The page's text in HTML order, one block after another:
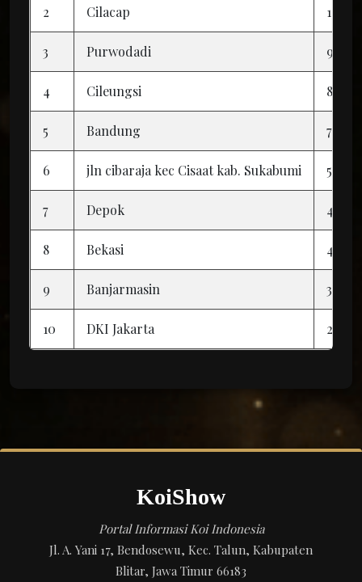
2 Cilacap 15
3 Purwodadi 9
4 Cileungsi 8
5 Bandung 7
6 jln cibaraja kec Cisaat kab. Sukabumi 5
7 Depok 4
8 Bekasi 4
9 Banjarmasin 3
10 DKI Jakarta 2
KoiShow
Portal Informasi Koi Indonesia
Jl. A. Yani 17, Bendosewu, Kec. Talun, Kabupaten
Blitar, Jawa Timur 66183